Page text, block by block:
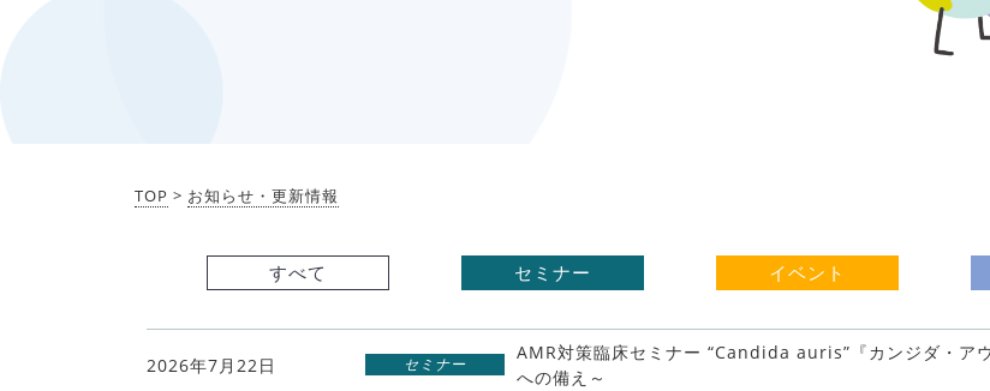
TOP > お知らせ・更新情報
すべて セミナー イベント
2026年7月22日 セミナー
AMR対策臨床セミナー “Candida auris”『カンジダ・ア
への備え～